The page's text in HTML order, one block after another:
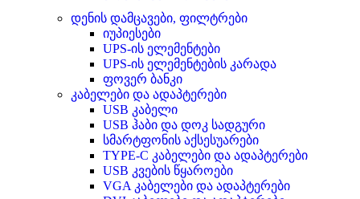
დენის დამცავები, ფილტრები
იუპიესები
UPS-ის ელემენტები
UPS-ის ელემენტების კარადა
ფოვერ ბანკი
კაბელები და ადაპტერები
USB კაბელი
USB ჰაბი და დოკ სადგური
სმარტფონის აქსესუარები
TYPE-C კაბელები და ადაპტერები
USB კვების წყაროები
VGA კაბელები და ადაპტერები